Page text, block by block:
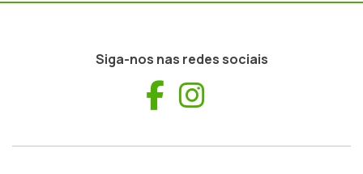
Siga-nos nas redes sociais
Facebook